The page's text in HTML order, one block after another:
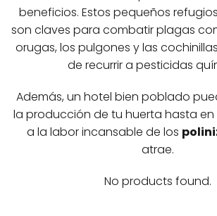
beneficios. Estos pequeños
son claves para combatir plagas
orugas, los pulgones y las
de recurrir a pesticidas
Además, un hotel bien poblado
la producción de tu huerta hasta en
a la labor incansable de los
atrae.
No products found.